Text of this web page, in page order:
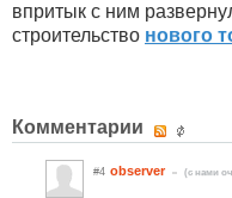
впритык с ним
строительство нового
Комментарии
#4 observer (c нами